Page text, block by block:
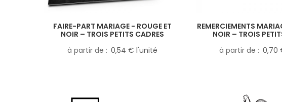
FAIRE-PART MARIAGE - ROUGE ET
NOIR – TROIS PETITS CADRES
à partir de
0,54 € l'unité
REMERCIEMENTS
NOIR – TROIS
à partir de
0,70